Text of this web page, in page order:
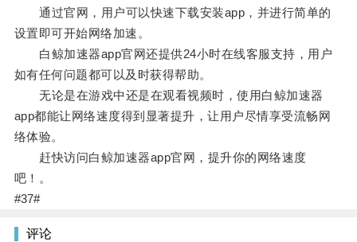
通过官网，用户可以快速下载安装app，并进行简单的
设置即可开始网络加速。
白鲸加速器app官网还提供24小时在线客服支持，用户
如有任何问题都可以及时获得帮助。
无论是在游戏中还是在观看视频时，使用白鲸加速器
app都能让网络速度得到显著提升，让用户尽情享受流畅网
络体验。
赶快访问白鲸加速器app官网，提升你的网络速度
吧！。
#37#
评论